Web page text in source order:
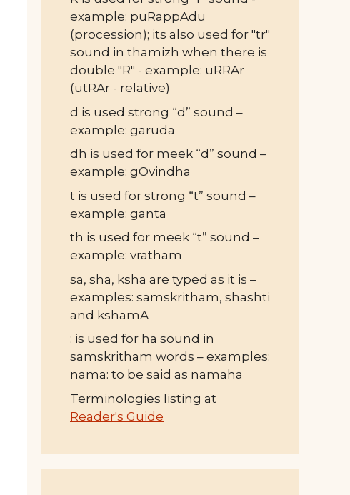
example: puRappAdu
(procession); its also used for "tr"
sound in thamizh when there is
double "R" - example: uRRAr
(utRAr - relative)
d is used strong “d” sound –
example: garuda
dh is used for meek “d” sound –
example: gOvindha
t is used for strong “t” sound –
example: ganta
th is used for meek “t” sound –
example: vratham
sa, sha, ksha are typed as it is –
examples: samskritham, shashti
and kshamA
: is used for ha sound in
samskritham words – examples:
nama: to be said as namaha
Terminologies listing at
Reader's Guide